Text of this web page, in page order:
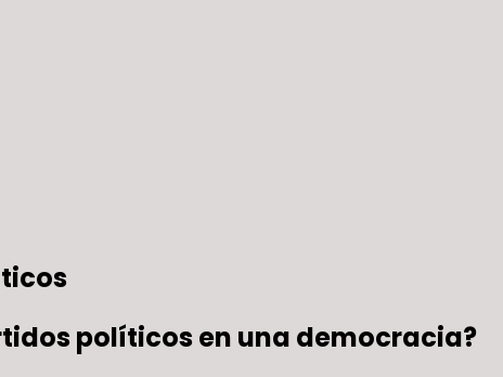
políticos en una democracia?